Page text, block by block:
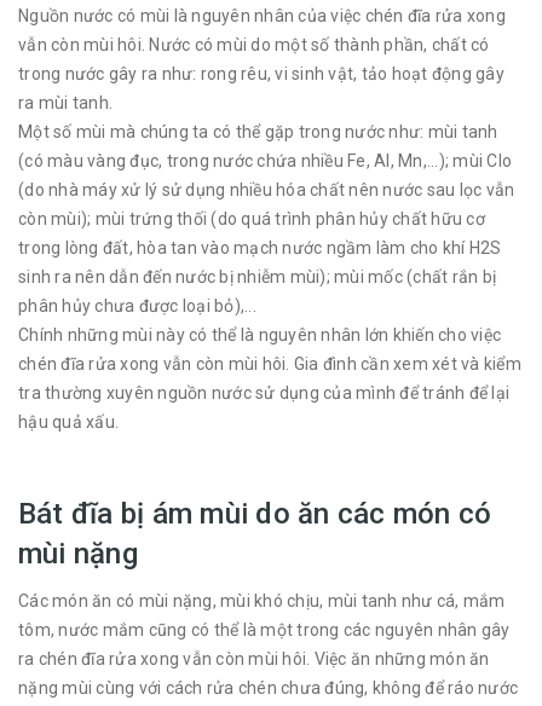
Nguồn nước có mùi là nguyên nhân của việc chén đĩa rửa xong
vẫn còn mùi hôi. Nước có mùi do một số thành phần, chất có
trong nước gây ra như: rong rêu, vi sinh vật, tảo hoạt động gây
ra mùi tanh.
Một số mùi mà chúng ta có thể gặp trong nước như: mùi tanh
(có màu vàng đục, trong nước chứa nhiều Fe, Al, Mn,...); mùi Clo
(do nhà máy xử lý sử dụng nhiều hóa chất nên nước sau lọc vẫn
còn mùi); mùi trứng thối (do quá trình phân hủy chất hữu cơ
trong lòng đất, hòa tan vào mạch nước ngầm làm cho khí H2S
sinh ra nên dẫn đến nước bị nhiễm mùi); mùi mốc (chất rắn bị
phân hủy chưa được loại bỏ),...
Chính những mùi này có thể là nguyên nhân lớn khiến cho việc
chén đĩa rửa xong vẫn còn mùi hôi. Gia đình cần xem xét và kiểm
tra thường xuyên nguồn nước sử dụng của mình để tránh để lại
hậu quả xấu.
Bát đĩa bị ám mùi do ăn các món có
mùi nặng
Các món ăn có mùi nặng, mùi khó chịu, mùi tanh như cá, mắm
tôm, nước mắm cũng có thể là một trong các nguyên nhân gây
ra chén đĩa rửa xong vẫn còn mùi hôi. Việc ăn những món ăn
nặng mùi cùng với cách rửa chén chưa đúng, không để ráo nước